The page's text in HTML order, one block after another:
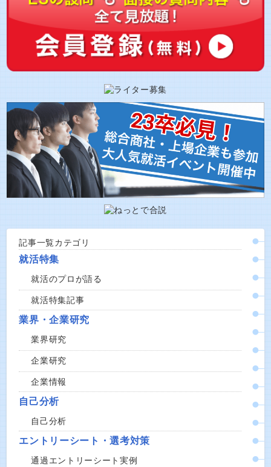
記事一覧カテゴリ
就活特集
就活のプロが語る
就活特集記事
業界・企業研究
業界研究
企業研究
企業情報
自己分析
自己分析
エントリーシート・選考対策
通過エントリーシート実例